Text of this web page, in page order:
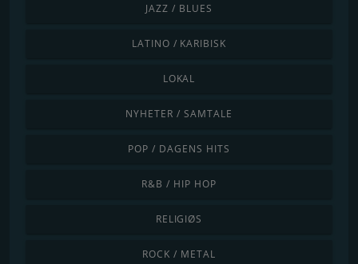
JAZZ / BLUES
LATINO / KARIBISK
LOKAL
NYHETER / SAMTALE
POP / DAGENS HITS
R&B / HIP HOP
RELIGIØS
ROCK / METAL